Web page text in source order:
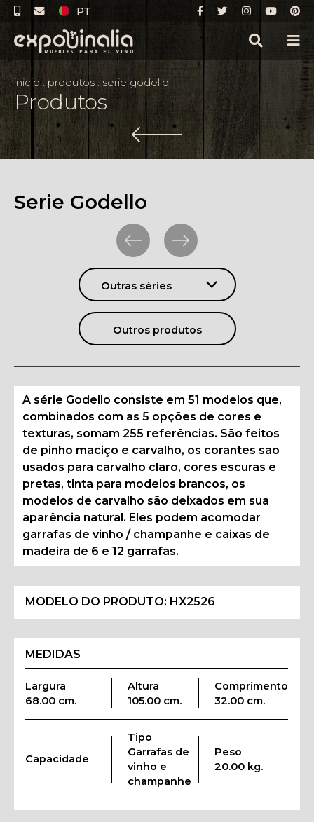
PT
inicio. produtos .serie godello
Produtos
Serie Godello
Outras séries
Outros produtos
A série Godello consiste em 51 modelos que,
combinados com as 5 opções de cores e
texturas, somam 255 referências. São feitos
de pinho maciço e carvalho, os corantes são
usados para carvalho claro, cores escuras e
pretas, tinta para modelos brancos, os
modelos de carvalho são deixados em sua
aparência natural. Eles podem acomodar
garrafas de vinho / champanhe e caixas de
madeira de 6 e 12 garrafas.
MODELO DO PRODUTO: HX2526
MEDIDAS
Largura
68.00 cm.
Altura
105.00 cm.
Comprimento
32.00 cm.
Capacidade
Tipo
Garrafas de
vinho e
champanhe
Peso
20.00 kg.